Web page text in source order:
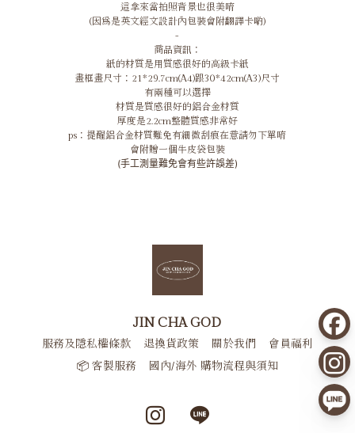
這拿來當拍照背景也很美唷
(因為是英文經文設計內包裝會附翻譯卡喲)
-
商品資訊：
紙的材質是用質感很好的高級卡紙
畫框畫尺寸：21*29.7cm(A4)跟30*42cm(A3)尺寸
有兩種可以選擇
材質是質感很好的鋁合金材質
厚度是2.2cm整體質感非常好
ps：提醒鋁合金材質難免有細微刮痕在意請勿下單唷
會附贈一個牛皮袋包裝
(手工測量難免會有些許誤差)
JIN CHA GOD
服務及隱私權條款 退換貨政策 關於我們
會員福利
📦 客製服務
國內/海外 購物流程與須知
Instagram pageLine page